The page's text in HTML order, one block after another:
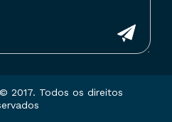
2017. Todos os direitos